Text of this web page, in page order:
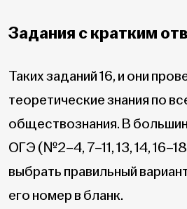
Задания с кратким
Таких заданий 16, и они
теоретические знания по
обществознания. В
ОГЭ (№2–4, 7–11, 13, 14,
выбрать правильный
его номер в бланк.